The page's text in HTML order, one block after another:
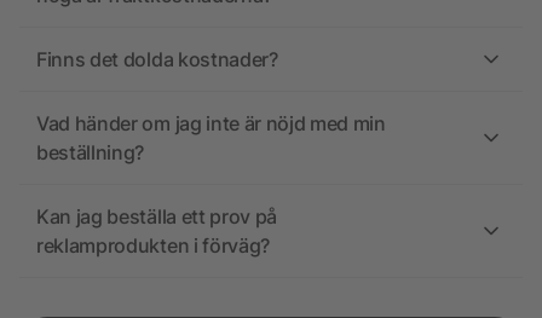
Finns det dolda kostnader?
Vad händer om jag inte är nöjd med min
beställning?
Kan jag beställa ett prov på
reklamprodukten i förväg?